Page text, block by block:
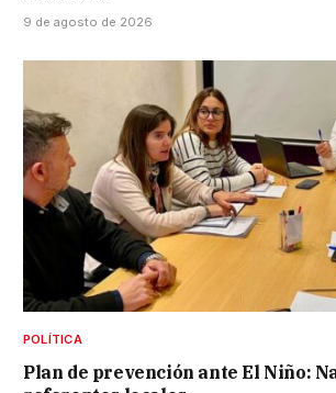
9 de agosto de 2026
POLÍTICA
Plan de prevención ante El Niño: